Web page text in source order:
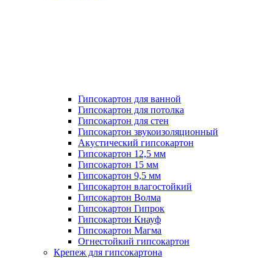
Гипсокартон для ванной
Гипсокартон для потолка
Гипсокартон для стен
Гипсокартон звукоизоляционный
Акустический гипсокартон
Гипсокартон 12,5 мм
Гипсокартон 15 мм
Гипсокартон 9,5 мм
Гипсокартон влагостойкий
Гипсокартон Волма
Гипсокартон Гипрок
Гипсокартон Кнауф
Гипсокартон Магма
Огнестойкий гипсокартон
Крепеж для гипсокартона